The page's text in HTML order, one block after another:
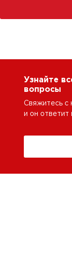
Узнайте
вопросы
Свяжитесь с
и он ответит